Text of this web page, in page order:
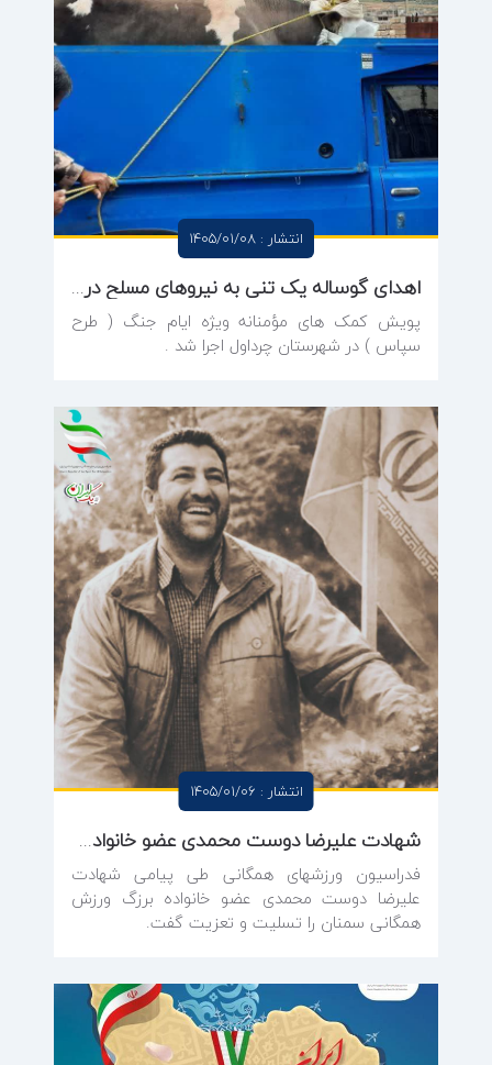
انتشار : 1405/01/08
اهدای گوساله یک تنی به نیروهای مسلح در ایلام
پویش کمک های مؤمنانه ویژه ایام جنگ ( طرح
سپاس ) در شهرستان چرداول اجرا شد .
انتشار : 1405/01/06
شهادت علیرضا دوست محمدی عضو خانواده بزرگ ورزش‌های همگانی در سمنان
فدراسیون ورزشهای همگانی طی پیامی شهادت
علیرضا دوست محمدی عضو خانواده برزگ ورزش
همگانی سمنان را تسلیت و تعزیت گفت.